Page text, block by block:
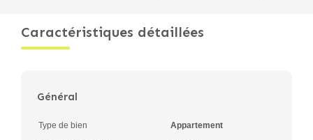
Caractéristiques détaillées
Général
Type de bien Appartement